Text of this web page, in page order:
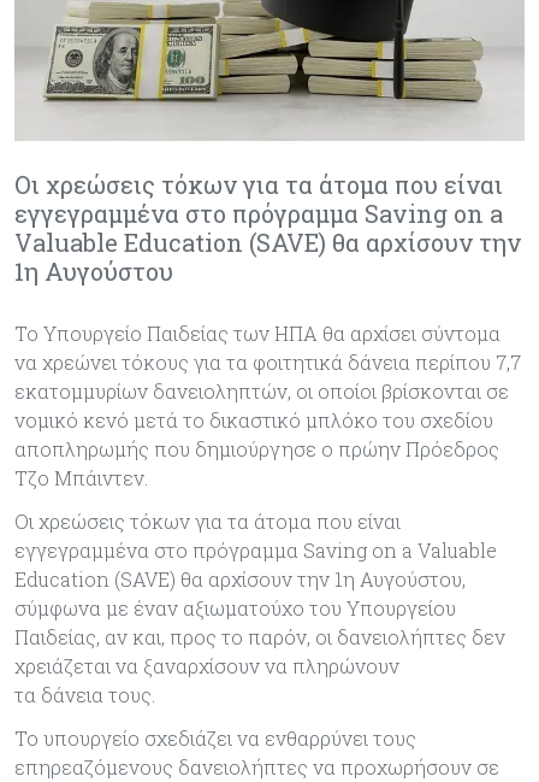
Οι χρεώσεις τόκων για τα άτομα που είναι
εγγεγραμμένα στο πρόγραμμα Saving on a
Valuable Education (SAVE) θα αρχίσουν την
1η Αυγούστου
Το Υπουργείο Παιδείας των ΗΠΑ θα αρχίσει σύντομα
να χρεώνει τόκους για τα φοιτητικά δάνεια περίπου 7,7
εκατομμυρίων δανειοληπτών, οι οποίοι βρίσκονται σε
νομικό κενό μετά το δικαστικό μπλόκο του σχεδίου
αποπληρωμής που δημιούργησε ο πρώην Πρόεδρος
Τζο Μπάιντεν.
Οι χρεώσεις τόκων για τα άτομα που είναι
εγγεγραμμένα στο πρόγραμμα Saving on a Valuable
Education (SAVE) θα αρχίσουν την 1η Αυγούστου,
σύμφωνα με έναν αξιωματούχο του Υπουργείου
Παιδείας, αν και, προς το παρόν, οι δανειολήπτες δεν
χρειάζεται να ξαναρχίσουν να πληρώνουν
τα δάνεια τους.
Το υπουργείο σχεδιάζει να ενθαρρύνει τους
επηρεαζόμενους δανειολήπτες να προχωρήσουν σε